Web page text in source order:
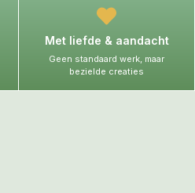
Met liefde & aandacht
Geen standaard werk, maar
bezielde creaties